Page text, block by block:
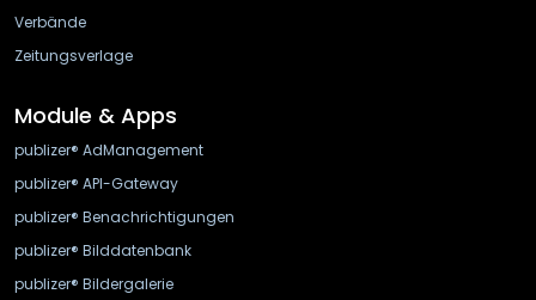
Verbände
Zeitungsverlage
Module & Apps
publizer® AdManagement
publizer® API-Gateway
publizer® Benachrichtigungen
publizer® Bilddatenbank
publizer® Bildergalerie